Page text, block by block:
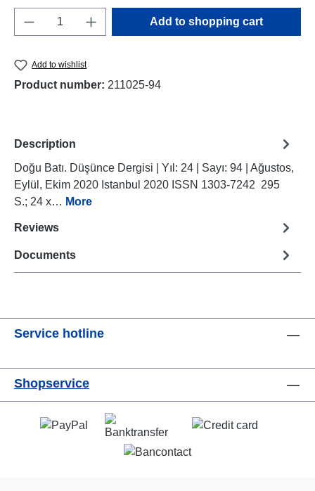
Product Quantity: Enter the desired
Add to shopping cart
Add to wishlist
Product number: 211025-94
Description
Doğu Batı. Düşünce Dergisi | Yıl: 24 | Sayı: 94 | Ağustos,
Eylül, Ekim 2020 Istanbul 2020 ISSN 1303-7242 295
S.; 24 x… More
Reviews
Documents
Service hotline
Shopservice